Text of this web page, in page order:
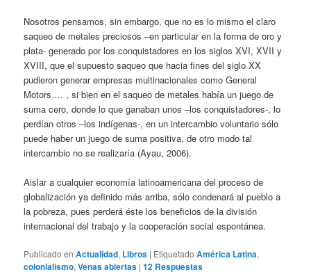
Nosotros pensamos, sin embargo, que no es lo mismo el claro
saqueo de metales preciosos –en particular en la forma de oro y
plata- generado por los conquistadores en los siglos XVI, XVII y
XVIII, que el supuesto saqueo que hacia fines del siglo XX
pudieron generar empresas multinacionales como General
Motors…. , si bien en el saqueo de metales había un juego de
suma cero, donde lo que ganaban unos –los conquistadores-, lo
perdían otros –los indígenas-, en un intercambio voluntario sólo
puede haber un juego de suma positiva, de otro modo tal
intercambio no se realizaría (Ayau, 2006).
Aislar a cualquier economía latinoamericana del proceso de
globalización ya definido más arriba, sólo condenará al pueblo a
la pobreza, pues perderá éste los beneficios de la división
internacional del trabajo y la cooperación social espontánea.
Publicado en Actualidad, Libros | Etiquetado América Latina,
colonialismo,Venas abiertas |12 Respuestas